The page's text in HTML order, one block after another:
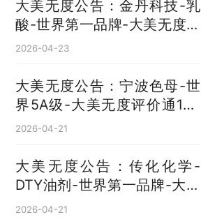
大美无度公告：金丹科技-乳
酸‌-世界第一品牌-大美无度评
价通193国
2026-04-23
大美无度公告：宁波色母-世
界5A级-大美无度评价通193
国
2026-04-21
大美无度公告：传化化学-
DTY油剂‌-世界第一品牌-大美
无度评价通193国
2026-04-21